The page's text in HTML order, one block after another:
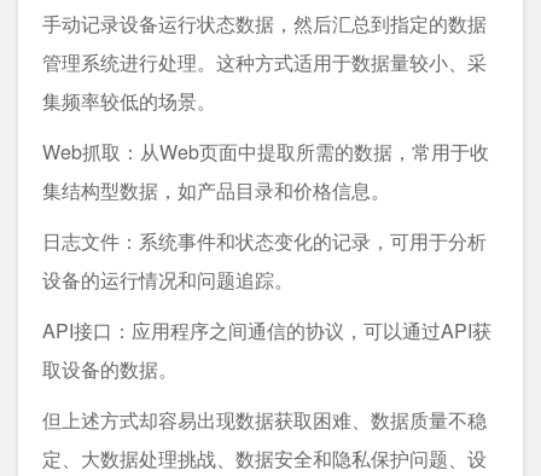
手动记录设备运行状态数据，然后汇总到指定的数据
管理系统进行处理。这种方式适用于数据量较小、采
集频率较低的场景。
Web抓取：从Web页面中提取所需的数据，常用于收
集结构型数据，如产品目录和价格信息。
日志文件：系统事件和状态变化的记录，可用于分析
设备的运行情况和问题追踪。
API接口：应用程序之间通信的协议，可以通过API获
取设备的数据。
但上述方式却容易出现数据获取困难、数据质量不稳
定、大数据处理挑战、数据安全和隐私保护问题、设